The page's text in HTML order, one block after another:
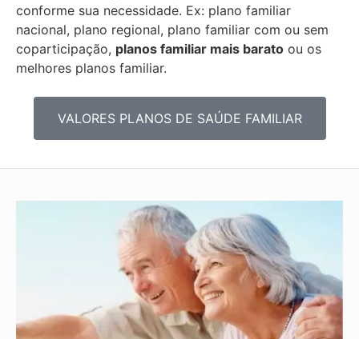
conforme sua necessidade. Ex: plano familiar
nacional, plano regional, plano familiar com ou sem
coparticipação, planos familiar mais barato ou os
melhores planos familiar.
VALORES PLANOS DE SAÚDE FAMILIAR